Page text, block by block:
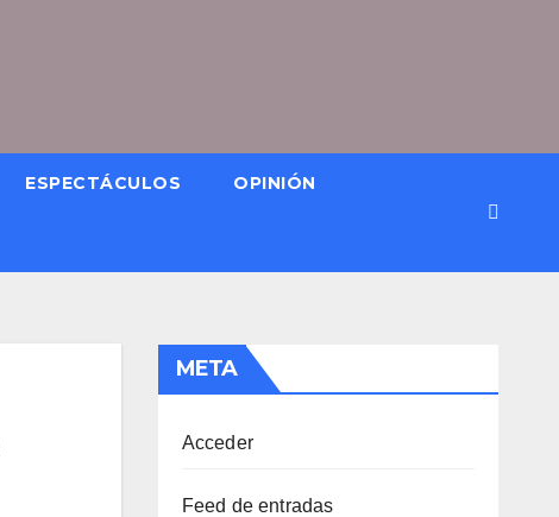
ESPECTÁCULOS OPINIÓN
META
Acceder
Feed de entradas